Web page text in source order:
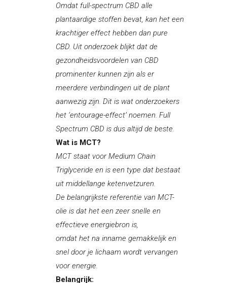
Omdat full-spectrum CBD alle
plantaardige stoffen bevat, kan het een
krachtiger effect hebben dan pure
CBD. Uit onderzoek blijkt dat de
gezondheidsvoordelen van CBD
prominenter kunnen zijn als er
meerdere verbindingen uit de plant
aanwezig zijn. Dit is wat onderzoekers
het ‘entourage-effect’ noemen. Full
Spectrum CBD is dus altijd de beste.
Wat is MCT?
MCT staat voor Medium Chain
Triglyceride en is een type dat bestaat
uit middellange ketenvetzuren.
De belangrijkste referentie van MCT-
olie is dat het een zeer snelle en
effectieve energiebron is,
omdat het na inname gemakkelijk en
snel door je lichaam wordt vervangen
voor energie.
Belangrijk: